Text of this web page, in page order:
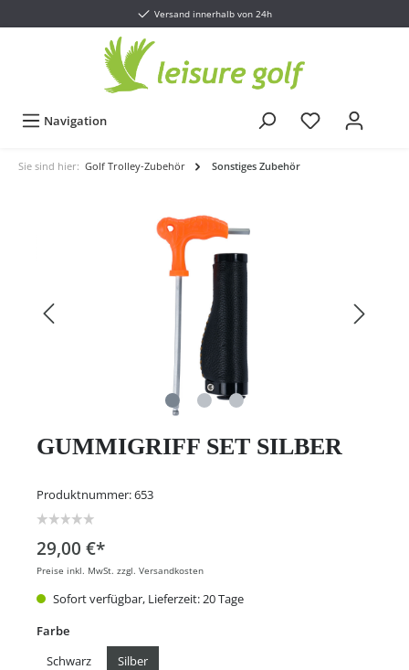
Versand innerhalb von 24h
Navigation
Sie sind hier: Golf Trolley-Zubehör Sonstiges Zubehör
GUMMIGRIFF SET SILBER
Produktnummer:653
29,00 €*
Preise inkl. MwSt. zzgl. Versandkosten
Sofort verfügbar, Lieferzeit: 20 Tage
Farbe
Schwarz
Silber